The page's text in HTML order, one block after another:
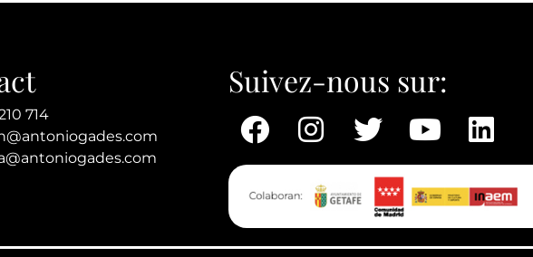
714
Suivez-nous sur: